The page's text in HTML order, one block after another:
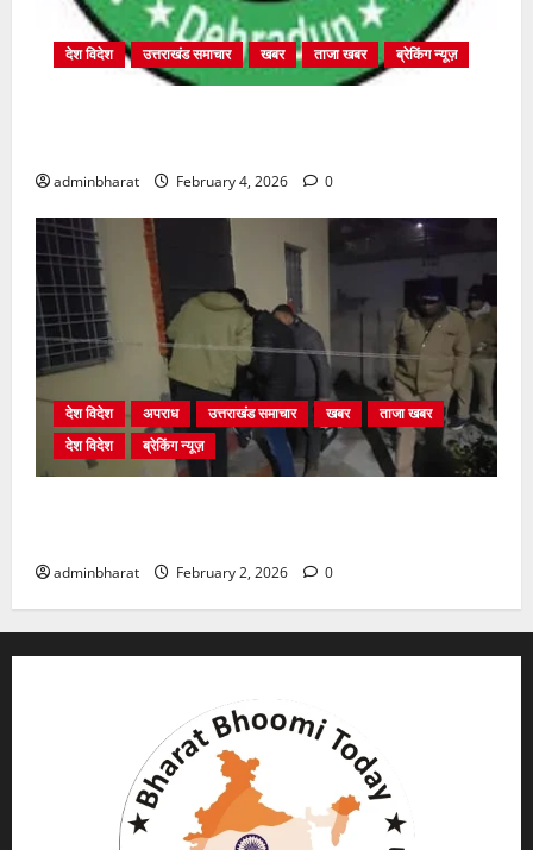
देश विदेश उत्तराखंड समाचार खबर ताजा खबर ब्रेकिंग न्यूज़
adminbharat February 4, 2026 0
देश विदेश अपराध उत्तराखंड समाचार खबर
ताजा खबर
देश विदेश
ब्रेकिंग न्यूज़
adminbharat February 2, 2026 0